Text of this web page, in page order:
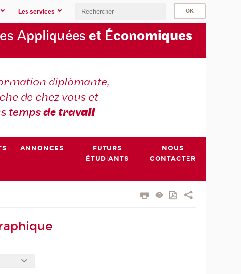
Les services
Appliquées et Économiques
diplômante,
de chez vous et
tempsde travail
ANNONCES
FUTURS
ÉTUDIANTS
NOUS
CONTACTER